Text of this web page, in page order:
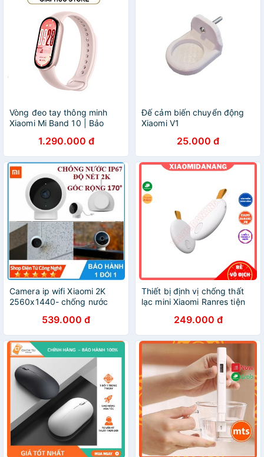
Vòng đeo tay thông minh
Xiaomi Mi Band 10 | Bảo
GiaPhucStore | Hàng Chính
Hãng
1.290.000 đ
Đế cảm biến chuyển động
Xiaomi V1
25.000 đ
Camera ip wifi Xiaomi 2K
2560x1440- chống nước
539.000 đ
Thiết bị định vị chống thất
lạc mini Xiaomi Ranres tiện
249.000 đ